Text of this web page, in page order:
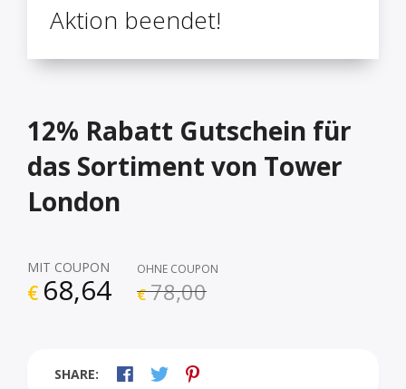
Aktion beendet!
12% Rabatt Gutschein für
das Sortiment von Tower
London
MIT COUPON
€ 68,64
OHNE COUPON
€ 78,00
SHARE: